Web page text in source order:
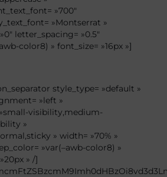
»700″
»Montserrat »
letter_spacing= »0.5″
color8) » font_size= »16px »]
style_type= »default »
»left »
visibility,medium-
»
» width= »70% »
»var(–awb-color8) »
» /]